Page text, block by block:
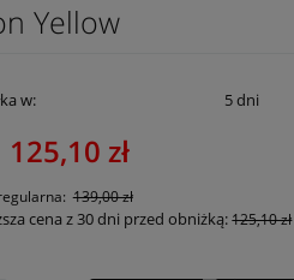
Yellow
w: 5 dni
125,10 zł
139,00 zł
cena z 30 dni przed obniżką:125,10 zł